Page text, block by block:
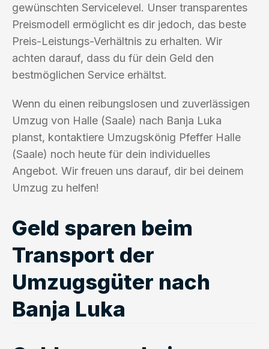
gewünschten Servicelevel. Unser transparentes
Preismodell ermöglicht es dir jedoch, das beste
Preis-Leistungs-Verhältnis zu erhalten. Wir
achten darauf, dass du für dein Geld den
bestmöglichen Service erhältst.
Wenn du einen reibungslosen und zuverlässigen
Umzug von Halle (Saale) nach Banja Luka
planst, kontaktiere Umzugskönig Pfeffer Halle
(Saale) noch heute für dein individuelles
Angebot. Wir freuen uns darauf, dir bei deinem
Umzug zu helfen!
Geld sparen beim
Transport der
Umzugsgüter nach
Banja Luka